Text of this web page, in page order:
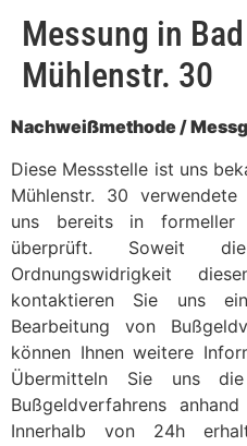
Messung in
Mühlenstr. 30
Nachweißmethode /
Diese Messstelle ist uns
Mühlenstr. 30
uns bereits in formeller
überprüft. Soweit
Ordnungswidrigkeit
kontaktieren Sie uns
Bearbeitung von
können Ihnen weitere
Übermitteln Sie uns
Bußgeldverfahrens
Innerhalb von 24h